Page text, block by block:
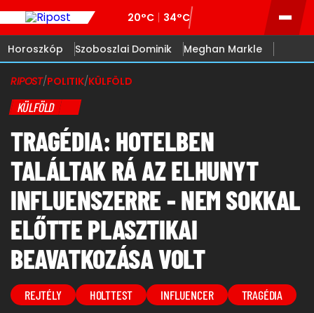
20°C 34°C
Horoszkóp Szoboszlai Dominik Meghan Markle
RIPOST/POLITIK/KÜLFÖLD
KÜLFÖLD
TRAGÉDIA: HOTELBEN
TALÁLTAK RÁ AZ ELHUNYT
INFLUENSZERRE - NEM SOKKAL
ELŐTTE PLASZTIKAI
BEAVATKOZÁSA VOLT
REJTÉLY HOLTTEST INFLUENCER TRAGÉDIA